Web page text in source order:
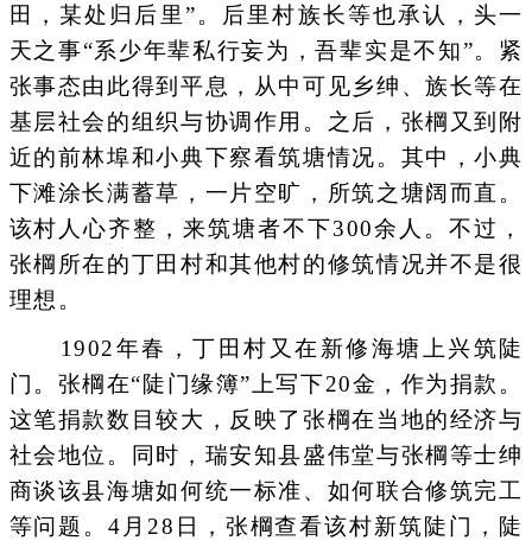
田，某处归后里”。后里村族长等也承认，头一
天之事“系少年辈私行妄为，吾辈实是不知”。紧
张事态由此得到平息，从中可见乡绅、族长等在
基层社会的组织与协调作用。之后，张棡又到附
近的前林埠和小典下察看筑塘情况。其中，小典
下滩涂长满蓄草，一片空旷，所筑之塘阔而直。
该村人心齐整，来筑塘者不下300余人。不过，
张棡所在的丁田村和其他村的修筑情况并不是很
理想。
1902年春，丁田村又在新修海塘上兴筑陡
门。张棡在“陡门缘簿”上写下20金，作为捐款。
这笔捐款数目较大，反映了张棡在当地的经济与
社会地位。同时，瑞安知县盛伟堂与张棡等士绅
商谈该县海塘如何统一标准、如何联合修筑完工
等问题。4月28日，张棡查看该村新筑陡门，陡